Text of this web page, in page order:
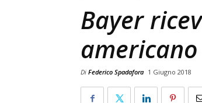
Bayer
Di Federico Spadafora 1 Giugno 2018